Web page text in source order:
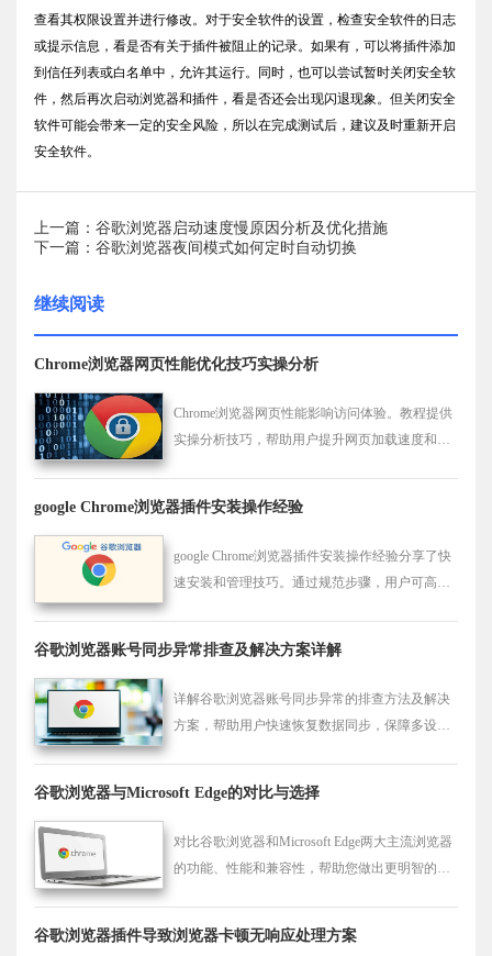
查看其权限设置并进行修改。对于安全软件的设置，检查安全软件的日志
或提示信息，看是否有关于插件被阻止的记录。如果有，可以将插件添加
到信任列表或白名单中，允许其运行。同时，也可以尝试暂时关闭安全软
件，然后再次启动浏览器和插件，看是否还会出现闪退现象。但关闭安全
软件可能会带来一定的安全风险，所以在完成测试后，建议及时重新开启
安全软件。
上一篇：谷歌浏览器启动速度慢原因分析及优化措施
下一篇：谷歌浏览器夜间模式如何定时自动切换
继续阅读
Chrome浏览器网页性能优化技巧实操分析
Chrome浏览器网页性能影响访问体验。教程提供
实操分析技巧，帮助用户提升网页加载速度和浏
google Chrome浏览器插件安装操作经验
google Chrome浏览器插件安装操作经验分享了快
速安装和管理技巧。通过规范步骤，用户可高效
谷歌浏览器账号同步异常排查及解决方案详解
详解谷歌浏览器账号同步异常的排查方法及解决
方案，帮助用户快速恢复数据同步，保障多设备
谷歌浏览器与Microsoft Edge的对比与选择
对比谷歌浏览器和Microsoft Edge两大主流浏览器
的功能、性能和兼容性，帮助您做出更明智的选
谷歌浏览器插件导致浏览器卡顿无响应处理方案